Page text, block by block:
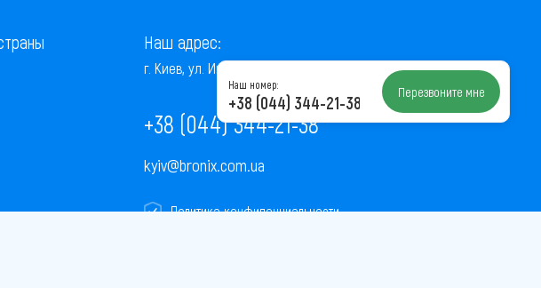
Наш адрес:
г. Киев, ул. Институтская, 22/7, оф. 41
+38 (044) 344-21-38
kyiv@bronix.com.ua
Политика конфиденциальности
Наш номер:
+38 (044) 344-21-38 Перезвоните мне